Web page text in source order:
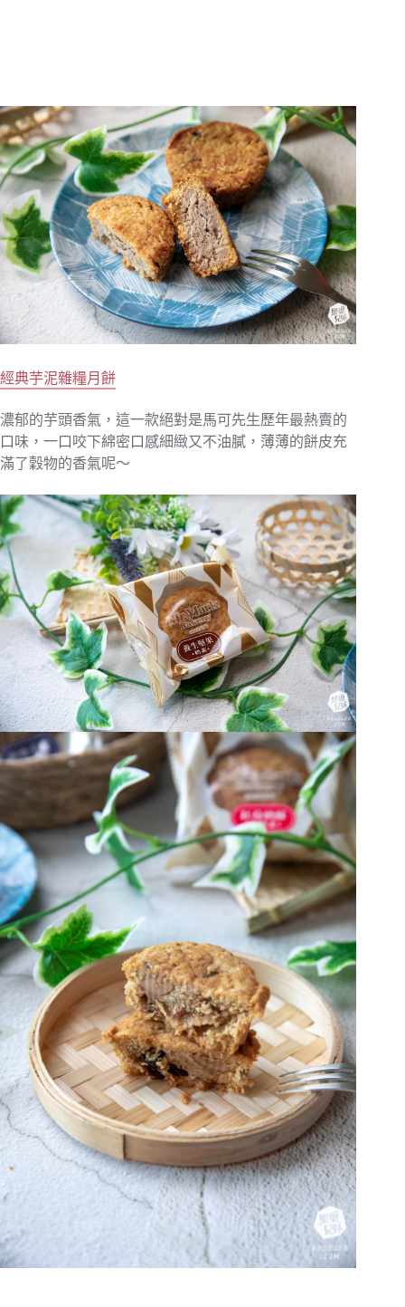
經典芋泥雜糧月餅
濃郁的芋頭香氣，這一款絕對是馬可先生歷年最熱賣的
口味，一口咬下綿密口感細緻又不油膩，薄薄的餅皮充
滿了穀物的香氣呢～